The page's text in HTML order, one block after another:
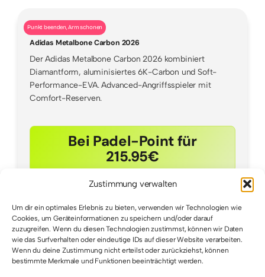
Zustimmung verwalten
Um dir ein optimales Erlebnis zu bieten, verwenden wir Technologien wie
Cookies, um Geräteinformationen zu speichern und/oder darauf
zuzugreifen. Wenn du diesen Technologien zustimmst, können wir Daten
wie das Surfverhalten oder eindeutige IDs auf dieser Website verarbeiten.
Wenn du deine Zustimmung nicht erteilst oder zurückziehst, können
bestimmte Merkmale und Funktionen beeinträchtigt werden.
Punkt beenden, Arm schonen
Adidas Metalbone Carbon 2026
Der Adidas Metalbone Carbon 2026 kombiniert
Diamantform, aluminisiertes 6K-Carbon und Soft-
Performance-EVA. Advanced-Angriffsspieler mit
Comfort-Reserven.
Bei Padel-Point für
215.95€